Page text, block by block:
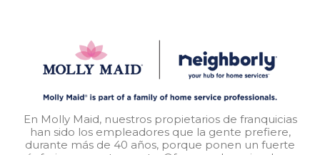
En Molly Maid, nuestros propietarios de franquicias
han sido los empleadores que la gente prefiere,
durante más de 40 años, porque ponen un fuerte